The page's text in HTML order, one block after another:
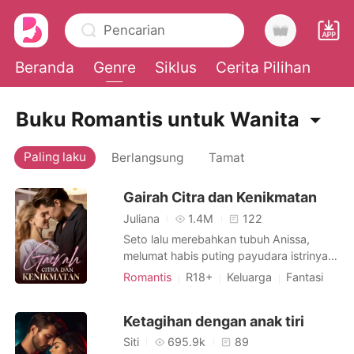
Pencarian
Beranda Genre Siklus Cerita Pilihan
Pengisian Ulang
Riwayat Membaca
Keluar
Buku Romantis untuk Wanita
Paling laku Berlangsung Tamat
Gairah Citra dan Kenikmatan
Juliana 1.4M
122
Seto lalu merebahkan tubuh Anissa,
melumat habis puting payudara istrinya
yang kian mengeras dan memberikan
ke kelubang kenikmatan Anissa yang
berambut super lebat. Malam itu,
Romantis R18+ Keluarga
Fantasi
Cinta yang dipaksakan
Budak seksual
Jenius
Ketagihan dengan anak tiri
Siti 695.9k
89